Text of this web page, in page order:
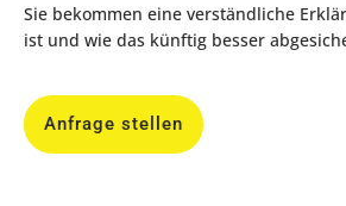
Sie bekommen eine verständliche
ist und wie das künftig besser
Anfrage stellen